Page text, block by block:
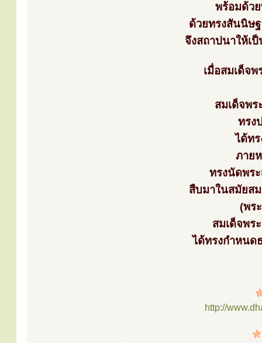
พร้อมด้วย
ด้วยทรงสันนิษ
จึงสถาปนาให้เ
เมื่อสมเด็จ
สมเด็จพ
ทรง
ได้ท
ภาย
ทรงนัดพระ
สืบมาในสมัยส
(พร
สมเด็จพร
ได้ทรงกำหนด
http://